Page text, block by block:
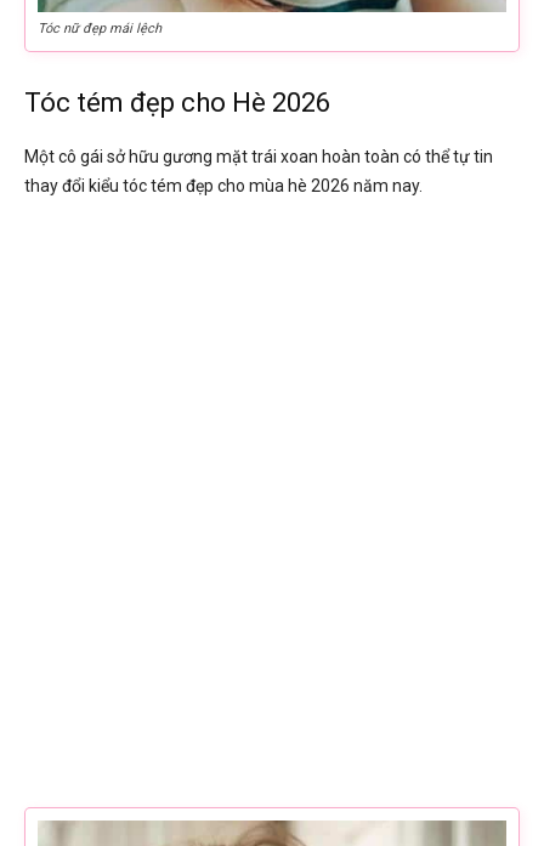
Tóc nữ đẹp mái lệch
Tóc tém đẹp cho Hè 2026
Một cô gái sở hữu gương mặt trái xoan hoàn toàn có thể tự tin
thay đổi kiểu tóc tém đẹp cho mùa hè 2026 năm nay.